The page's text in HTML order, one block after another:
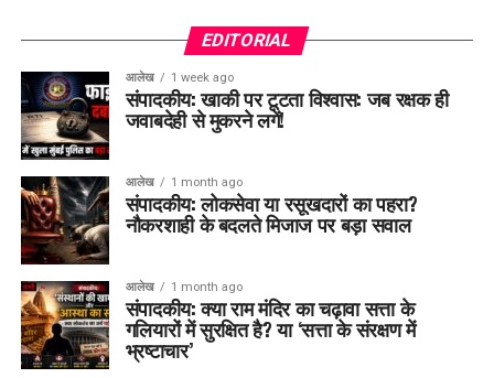
EDITORIAL
आलेख 1 week ago
संपादकीय: खाकी पर टूटता विश्वास: जब रक्षक ही
जवाबदेही से मुकरने लगें!
आलेख 1 month ago
संपादकीय: लोकसेवा या रसूखदारों का पहरा?
नौकरशाही के बदलते मिजाज पर बड़ा सवाल
आलेख 1 month ago
संपादकीय: क्या राम मंदिर का चढ़ावा सत्ता के
गलियारों में सुरक्षित है? या ‘सत्ता के संरक्षण में
भ्रष्टाचार’